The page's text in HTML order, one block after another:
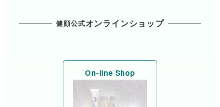
健顔公式オンラインショップ
On-line Shop